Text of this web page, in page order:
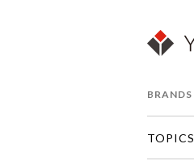
BRANDS
TOPICS